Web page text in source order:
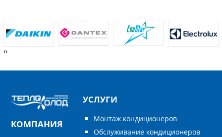
‹›
КОМПАНИЯ
УСЛУГИ
Монтаж кондиционеров
Обслуживание кондиционеров